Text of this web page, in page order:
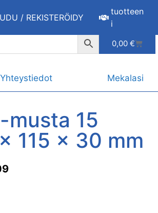
/ REKISTERÖIDY
tuotteen
i
0,00 €
Yhteystiedot Mekalasi
musta 15
115 x 30 mm